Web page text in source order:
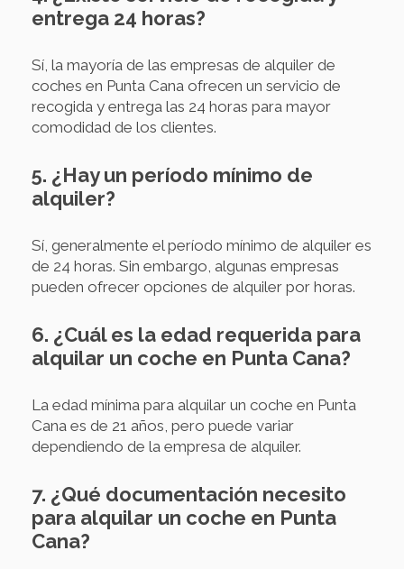
entrega 24 horas?
Sí, la mayoría de las empresas de alquiler de
coches en Punta Cana ofrecen un servicio de
recogida y entrega las 24 horas para mayor
comodidad de los clientes.
5. ¿Hay un período mínimo de
alquiler?
Sí, generalmente el período mínimo de alquiler es
de 24 horas. Sin embargo, algunas empresas
pueden ofrecer opciones de alquiler por horas.
6. ¿Cuál es la edad requerida para
alquilar un coche en Punta Cana?
La edad mínima para alquilar un coche en Punta
Cana es de 21 años, pero puede variar
dependiendo de la empresa de alquiler.
7. ¿Qué documentación necesito
para alquilar un coche en Punta
Cana?